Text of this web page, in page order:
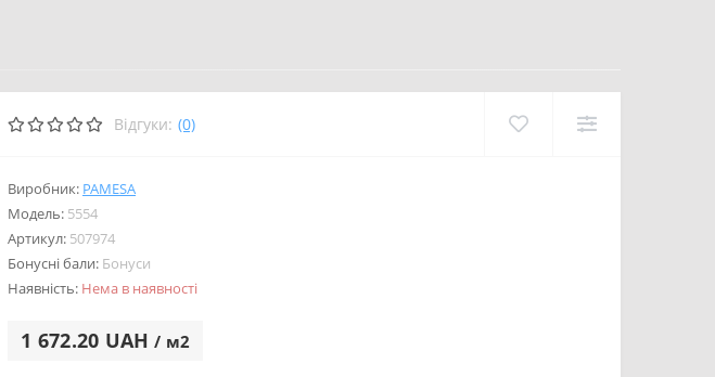
Відгуки: (0)
Виробник: PAMESA
Модель: 5554
Артикул: 507974
Бонусні бали: Бонуси
Наявність: Нема в наявності
1 672.20 UAH / м2